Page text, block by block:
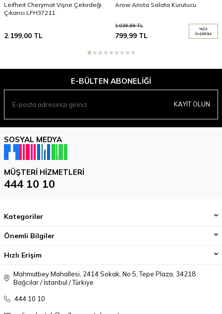
Leifheit Cherymat Vişne Çekirdeği
Çıkarıcı LFH37211
2.199,00 TL
Arow Arista Salata Kurutucu
1.039,99TL
799,99TL
%23
İNDIRIM
E-BÜLTEN ABONELIĞI
KAYIT OLUN
SOSYAL MEDYA
MÜŞTERI HIZMETLERI
444 10 10
Kategoriler
Önemli Bilgiler
Hızlı Erişim
Mahmutbey Mahallesi, 2414 Sokak, No:5, Tepe Plaza, 34218
Bağcılar / İstanbul / Türkiye
444 10 10